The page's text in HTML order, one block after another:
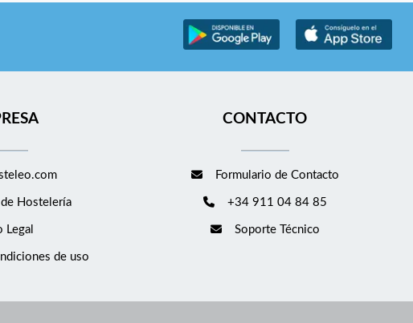
Hostelería
Legal
de uso
CONTACTO
Formulario de Contacto
+34 911 04 84 85
Soporte Técnico